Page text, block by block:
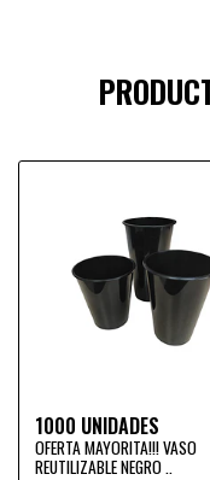
1000 UNIDADES
OFERTA MAYORITA!!! VASO
REUTILIZABLE NEGRO ..